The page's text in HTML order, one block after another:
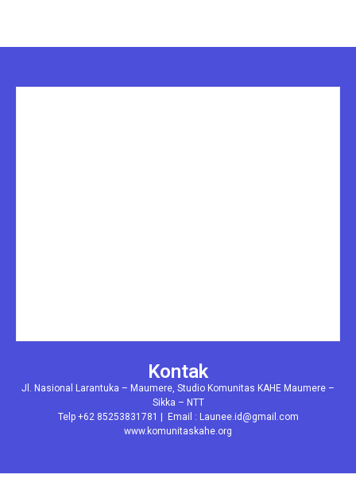
Kontak
Jl. Nasional Larantuka – Maumere, Studio Komunitas KAHE Maumere –
Sikka – NTT
Telp +62 85253831781 | Email : Launee.id@gmail.com
www.komunitaskahe.org